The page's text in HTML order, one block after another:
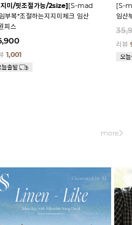
미/핏조절가능/2size][S-mad
부복*조절하는지지미체크 임산
피스
1,001
[S-
임산
리뷰
more